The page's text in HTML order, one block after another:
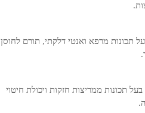
תכונות מרפא ואנטי דלקתי, תורם לחוסן
תכונות ממריצות חזקות ויכולת חיטוי